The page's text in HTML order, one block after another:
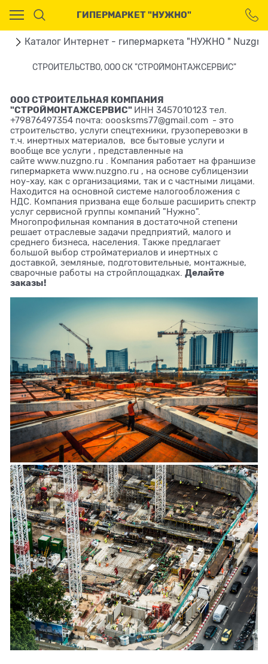
ГИПЕРМАРКЕТ "НУЖНО"
Каталог Интернет - гипермаркета "НУЖНО "
СТРОИТЕЛЬСТВО, ООО СК "СТРОЙМОНТАЖСЕРВИС"
ООО СТРОИТЕЛЬНАЯ КОМПАНИЯ
"СТРОЙМОНТАЖСЕРВИС" ИНН 3457010123 тел.
+79876497354 почта:ooosksms77@gmail.com - это
строительство, услуги спецтехники, грузоперевозки в
т.ч. инертных материалов, все бытовые услуги и
вообще все услуги , представленные на
сайтеwww.nuzgno.ru . Компания работает на франшизе
гипермаркетаwww.nuzgno.ru , на основе сублицензии
ноу-хау, как с организациями, так и с частными лицами.
Находится на основной системе налогообложения с
НДС. Компания призвана еще больше расширить спектр
услуг сервисной группы компаний "Нужно".
Многопрофильная компания в достаточной степени
решает отраслевые задачи предприятий, малого и
среднего бизнеса, населения. Также предлагает
большой выбор стройматериалов и инертных с
доставкой, земляные, подготовительные, монтажные,
сварочные работы на стройплощадках.Делайте
заказы!
Ваш город - Москва,
угадали?
ДА НЕТ